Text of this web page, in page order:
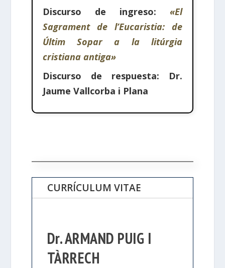
Discurso de ingreso:«El
Sagrament de l’Eucaristia: de
Últim Sopar a la litúrgia
cristiana antiga»
Discurso de respuesta:
Dr.
Jaume Vallcorba i Plana
CURRÍCULUM VITAE
Dr. ARMAND PUIG I
TÀRRECH